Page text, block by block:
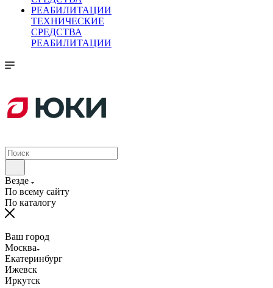
ТЕХНИЧЕСКИЕ
СРЕДСТВА
РЕАБИЛИТАЦИИ
Везде
По всему сайту
По каталогу
Ваш город
Москва
Екатеринбург
Ижевск
Иркутск